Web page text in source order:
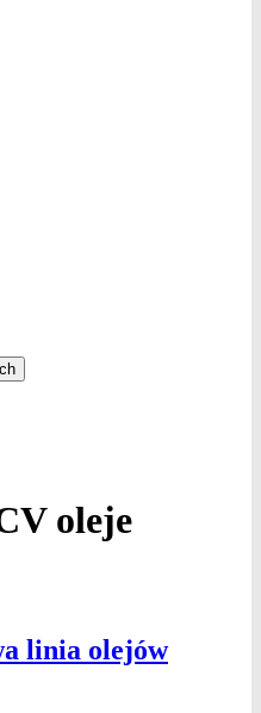
oleje
linia olejów